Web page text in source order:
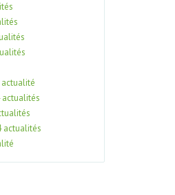
actualité
actualités
actualités